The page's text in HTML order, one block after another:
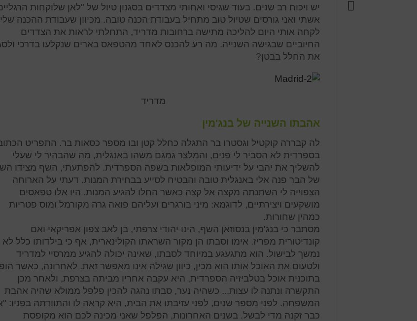
יש ויכוח רב שנים. בעוד שגיסי ואחותי מצדדים בסגנון טיול של "לאן שלוקחות
אשתי ואני גורסים שטיול טוב מתחיל בעבודת הכנה טובה. מכיוון שעבודת ההכנה שלי
לקחה אותי היום להליכה מתישה ברחובות מדריד, התחלתי לראות את הצדדים
החיוביים שבגישה השנייה. מה רע להכנס לאחד מהטפאס בארים שנקלעו בדרכי
את החלל בבטן?
מדריד
אהבתו השנייה של בנג'מין
לה קבררה קוקטיל וגסטרו בר התגלה כחלל קטן ובו מספר כסאות בר. התפריט
בספרדית לא הסביר לי פנים, והמלצר גמגם משהו באנגלית, מה שהבהיר לי שעלי
להשליך את יהבי על ידיעותי המופלאות בשפה הספרדית. להפתעתי, השף מצידו
של הבר פנה אלי באנגלית טובה והבטיח לסייע בבחירת המנות. דעתי על הארוחה
הצפוייה לי השתנתה מקצה אל קצה כאשר החלו להגיע המנות. היו אלו טפאסים
מושקעים ויצירתיים, לדוגמא: מיני בורגרים ועליהם פואה גרה מקורמל ומוס פטריות
כמהין שחורות.
מסתבר כי בנג'מין בנסוזאן השף, הינו יהודי צרפתי, בן לאב צפון אפריקאי ואם
קונדיטורית מפריז. אימו וסבתו הן מקור השראתו הקולינארית, אף כי בילדותו כלל לא
נמשך לבישול. הוא מתגעגע במיוחד לסבתו, שאינה יכולה להגיע ממרסיי למדריד
ולטעום את האוכל אותו הוא מכין, כיוון שגילה אינו מאפשר זאת. לאחרונה, כאשר
בתוכנית אוכל בטלביזיה הספרדית, היא עקבה אחריו מביתה בצרפת, ולאחר מכן
התקשרה ונתנה לו עצות... כשהיה נער, סבתו נהגה להכין פלפל ממולא שהיה אהבת
המשפחה. לפני מספר שנים, לפני עזיבתו את הבית, היא קראה לו והתוודתה בפניו:
כבר זקנה מדי לבשל. בשנים האחרונות, הפלפל שאני מכינה לכם הוא מקופסת